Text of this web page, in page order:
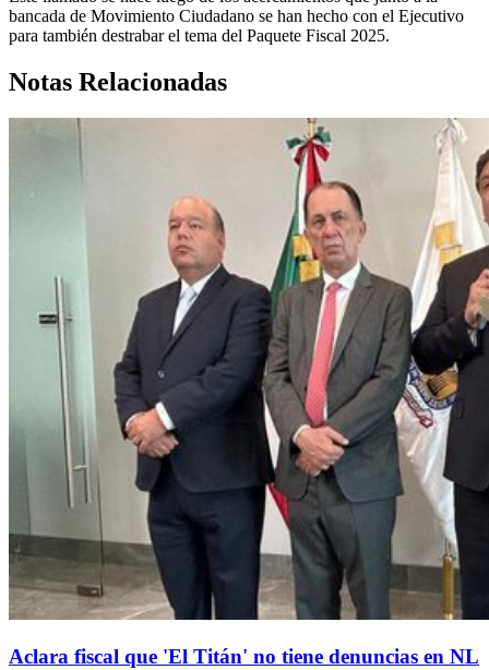
bancada de Movimiento Ciudadano se han hecho con el Ejecutivo
para también destrabar el tema del Paquete Fiscal 2025.
Notas Relacionadas
Aclara fiscal que 'El Titán' no tiene denuncias en NL